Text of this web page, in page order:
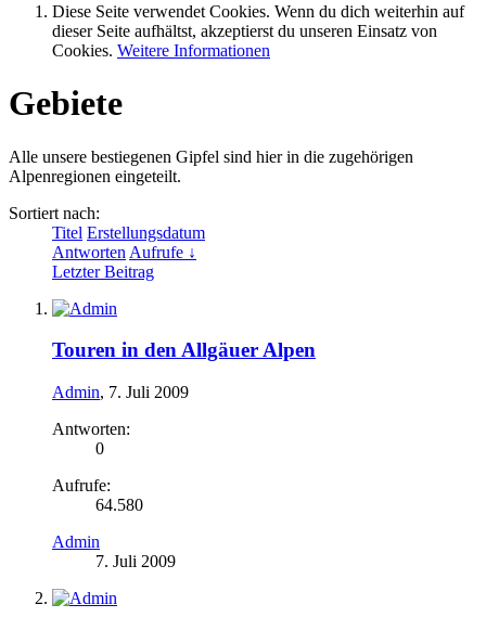
Diese Seite verwendet Cookies. Wenn du dich weiterhin auf
dieser Seite aufhältst, akzeptierst du unseren Einsatz von
Cookies. Weitere Informationen
Gebiete
Alle unsere bestiegenen Gipfel sind hier in die zugehörigen
Alpenregionen eingeteilt.
Sortiert nach:
Titel Erstellungsdatum
Antworten Aufrufe ↓
Letzter Beitrag
Touren in den Allgäuer Alpen
Admin, 7. Juli 2009
Antworten:
0
Aufrufe:
64.580
Admin
7. Juli 2009